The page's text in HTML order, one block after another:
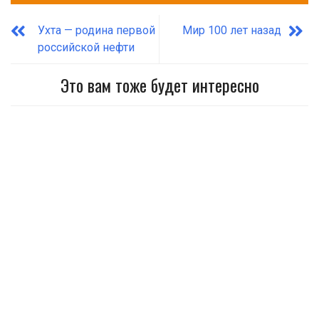
Ухта — родина первой
российской нефти
Мир 100 лет назад
Это вам тоже будет интересно